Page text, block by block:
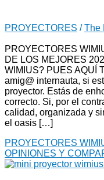
PROYECTORES /The
PROYECTORES
DE LOS MEJORES
WIMIUS? PUES AQUÍ
amig@ internauta, si
proyector. Estás de
correcto. Si, por el
calidad, organizada y
el oasis […]
PROYECTORES
OPINIONES Y